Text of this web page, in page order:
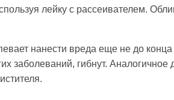
лейку с рассеивателем.
нанести вреда еще не до
заболеваний, гибнут. Аналогичное